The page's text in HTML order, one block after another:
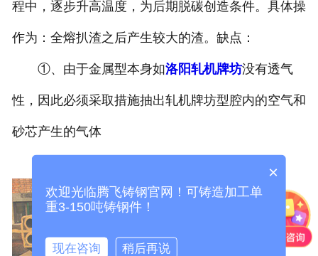
程中，逐步升高温度，为后期脱碳创造条件。具体操
作为：全熔扒渣之后产生较大的渣。缺点：
①、由于金属型本身如洛阳轧机牌坊没有透气
性，因此必须采取措施抽出轧机牌坊型腔内的空气和
砂芯产生的气体
×
欢迎光临腾飞铸钢官网！可铸造加工单
重3-150吨铸钢件！
现在咨询 稍后再说